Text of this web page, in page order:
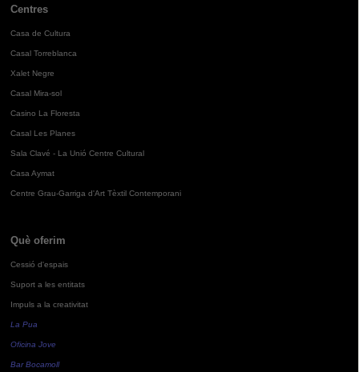
Centres
Casa de Cultura
Casal Torreblanca
Xalet Negre
Casal Mira-sol
Casino La Floresta
Casal Les Planes
Sala Clavé - La Unió Centre Cultural
Casa Aymat
Centre Grau-Garriga d'Art Tèxtil Contemporani
Què oferim
Cessió d'espais
Suport a les entitats
Impuls a la creativitat
La Pua
Oficina Jove
Bar Bocamoll